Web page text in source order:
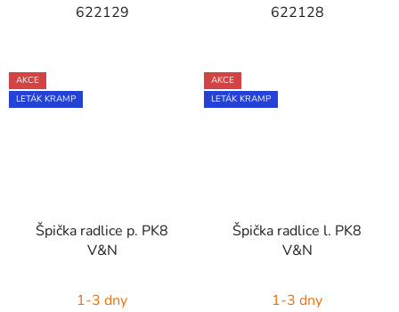
622129 622128
AKCE
LETÁK KRAMP
Špička radlice p. PK8
V&N
1-3 dny
AKCE
LETÁK KRAMP
Špička radlice l. PK8
V&N
1-3 dny